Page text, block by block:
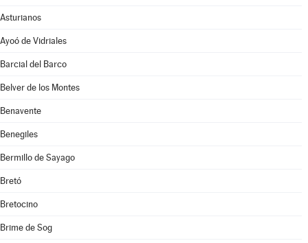
Asturianos
Ayoó de Vidriales
Barcial del Barco
Belver de los Montes
Benavente
Benegiles
Bermillo de Sayago
Bretó
Bretocino
Brime de Sog